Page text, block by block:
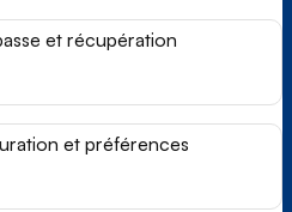
et récupération
et préférences